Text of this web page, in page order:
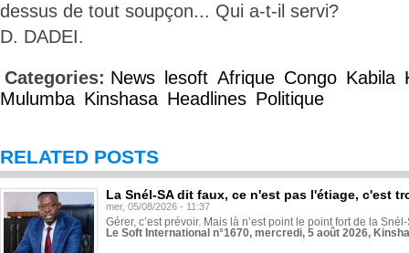
dessus de tout soupçon... Qui a-t-il servi?
D. DADEI.
Categories: News lesoft Afrique Congo Kabila
Mulumba Kinshasa Headlines Politique
RELATED POSTS
La Snél-SA dit faux, ce n'est pas l'étiage, c'est
mer, 05/08/2026 - 11:37
Gérer, c’est prévoir. Mais là n’est point le point fort de la
Le Soft International n°1670, mercredi, 5 août 2026,